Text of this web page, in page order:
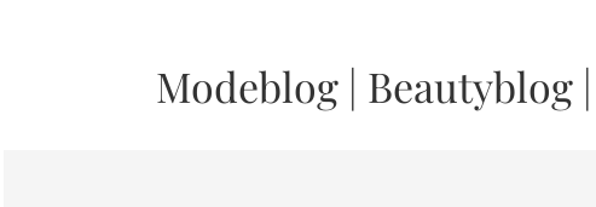
Modeblog | Beautyblog |